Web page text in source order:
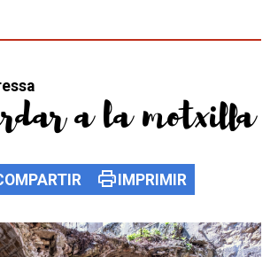
a la motxilla
printIMPRIMIR